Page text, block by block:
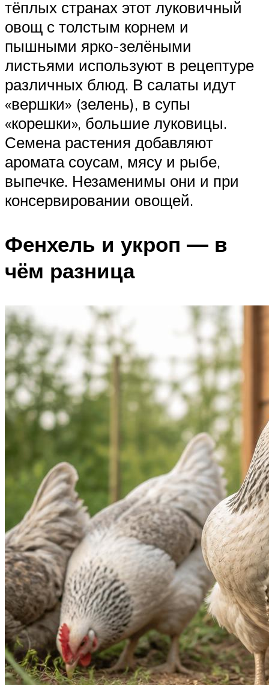
тёплых странах этот луковичный
овощ с толстым корнем и
пышными ярко-зелёными
листьями используют в рецептуре
различных блюд. В салаты идут
«вершки» (зелень), в супы
«корешки», большие луковицы.
Семена растения добавляют
аромата соусам, мясу и рыбе,
выпечке. Незаменимы они и при
консервировании овощей.
Фенхель и укроп — в
чём разница